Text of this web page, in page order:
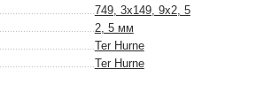
749, 3x149, 9x2, 5
2, 5 мм
Ter Hurne
Ter Hurne